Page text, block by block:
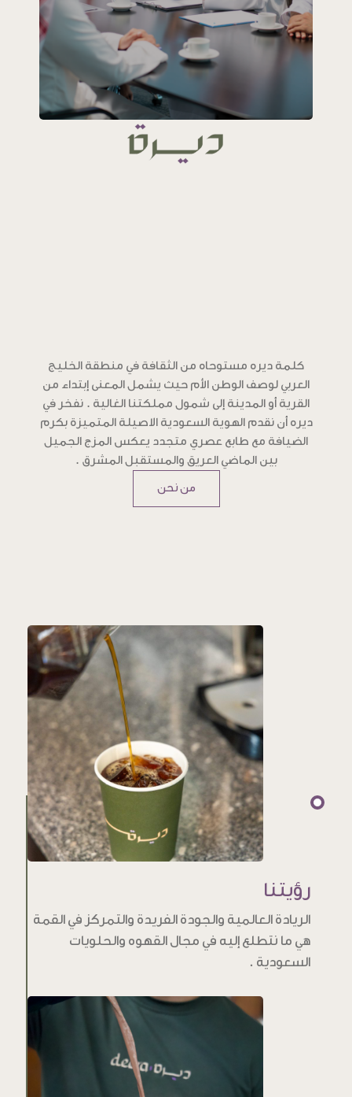
كلمة ديره مستوحاه من الثقافة في منطقة الخليج
العربي لوصف الوطن الأم حيث يشمل المعنى إبتداء من
القرية أو المدينة إلى شمول مملكتنا الغالية . نفخر في
ديره أن نقدم الهوية السعودية الاصيلة المتميزة بكرم
الضيافة مع طابع عصري متجدد يعكس المزج الجميل
بين الماضي العريق والمستقبل المشرق .
من نحن
رؤيتنا
الريادة العالمية والجودة الفريدة والتمركز في القمة
هي ما نتطلع إليه في مجال القهوه والحلويات
السعودية .